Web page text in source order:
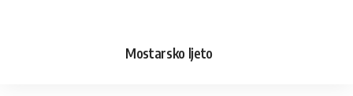
Mostarsko ljeto